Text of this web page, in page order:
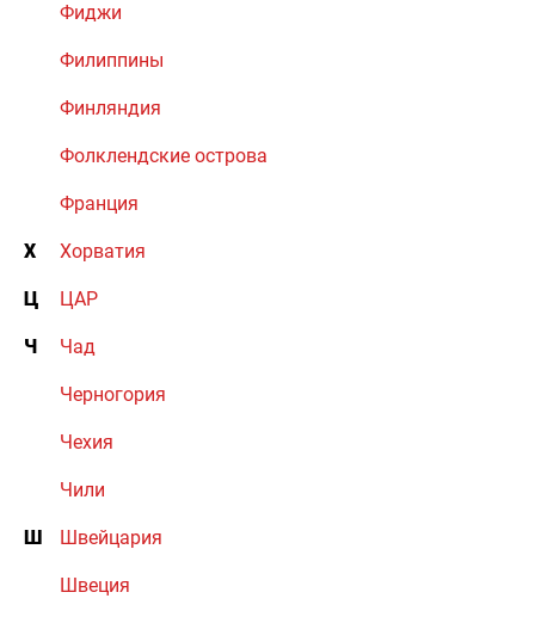
Фиджи
Филиппины
Финляндия
Фолклендские острова
Франция
Х Хорватия
Ц ЦАР
Ч Чад
Черногория
Чехия
Чили
Ш Швейцария
Швеция